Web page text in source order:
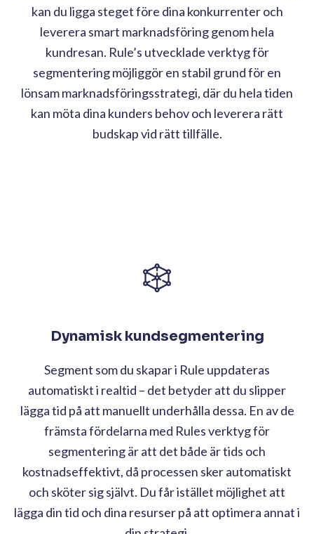
kan du ligga steget före dina konkurrenter och
leverera smart marknadsföring genom hela
kundresan. Rule’s utvecklade verktyg för
segmentering möjliggör en stabil grund för en
lönsam marknadsföringsstrategi, där du hela tiden
kan möta dina kunders behov och leverera rätt
budskap vid rätt tillfälle.
Dynamisk kundsegmentering
Segment som du skapar i Rule uppdateras
automatiskt i realtid – det betyder att du slipper
lägga tid på att manuellt underhålla dessa. En av de
främsta fördelarna med Rules verktyg för
segmentering är att det både är tids och
kostnadseffektivt, då processen sker automatiskt
och sköter sig självt. Du får istället möjlighet att
lägga din tid och dina resurser på att optimera annat i